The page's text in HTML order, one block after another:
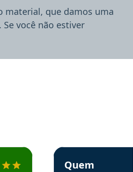
material, que damos uma
você não estiver
Aprova Concursos em depoimento
Estudante Alessandra
Quem